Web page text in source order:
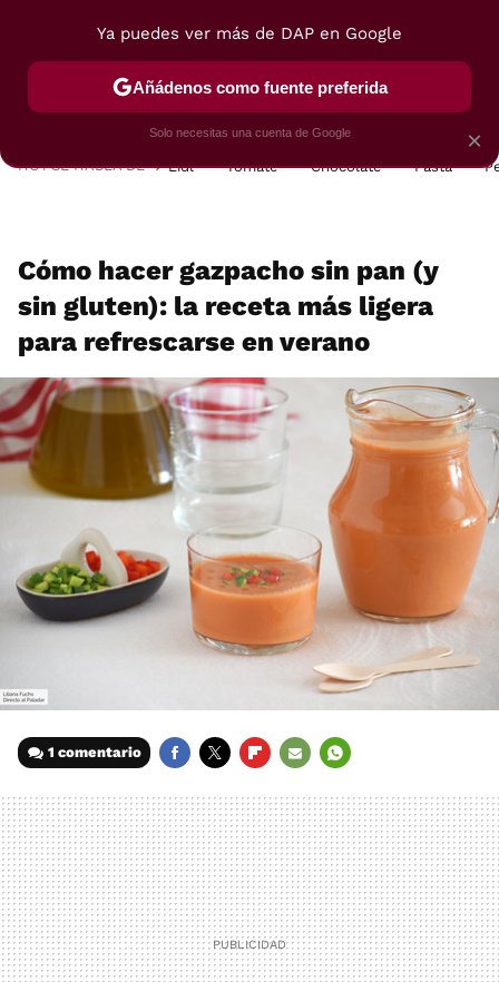
POSTRES VIAJES SELECCIÓN VEGUI
HOY SE HABLA DE Lidl Tomate Chocolate Pasta
Cómo hacer gazpacho sin pan (y
sin gluten): la receta más ligera
para refrescarse en verano
1 comentario
MAIL
×
Ya puedes ver más de DAP en Google
Añádenos como fuente preferida
Solo necesitas una cuenta de Google